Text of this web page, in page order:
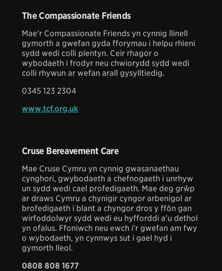
The Compassionate Friends
Mae'r Compassionate Friends yn cynnig llinell
gymorth a gwefan gyda fforymau i helpu rhieni
sydd wedi colli plentyn. Ceir rhagor o
wybodaeth i frodyr neu chwiorydd sydd wedi
colli rhywun ar wefan arall gysylltiedig.
0345 123 2304
www.tcf.org.uk
Cruse Bereavement Care
Mae Cruse Cymru yn cynnig gwasanaethau
cynghori, gwybodaeth a chefnogaeth i unrhyw
un sydd wedi cael profedigaeth. Mae deg grŵp
ar draws Cymru a chynigir cyngor arbenigol ar
brofedigaeth i blant a chyngor dros y ffôn gan
wirfoddolwyr sydd wedi eu hyfforddi a'u dethol
yn ofalus. Ffoniwch neu ewch i'r gwefan am fwy
o wybodaeth, yn cynnwys sut i gael hyd i
gymorth lleol.
0808 808 1677